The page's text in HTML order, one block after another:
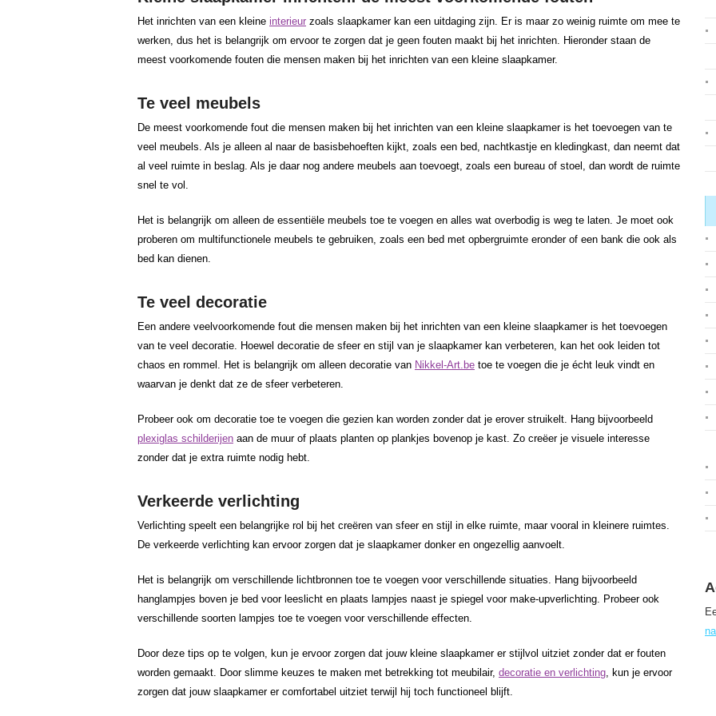
Het inrichten van een kleine interieur zoals slaapkamer kan een uitdaging zijn. Er is maar zo weinig ruimte om mee te
werken, dus het is belangrijk om ervoor te zorgen dat je geen fouten maakt bij het inrichten. Hieronder staan de
meest voorkomende fouten die mensen maken bij het inrichten van een kleine slaapkamer.
Te veel meubels
De meest voorkomende fout die mensen maken bij het inrichten van een kleine slaapkamer is het toevoegen van te
veel meubels. Als je alleen al naar de basisbehoeften kijkt, zoals een bed, nachtkastje en kledingkast, dan neemt dat
al veel ruimte in beslag. Als je daar nog andere meubels aan toevoegt, zoals een bureau of stoel, dan wordt de ruimte
snel te vol.
Het is belangrijk om alleen de essentiële meubels toe te voegen en alles wat overbodig is weg te laten. Je moet ook
proberen om multifunctionele meubels te gebruiken, zoals een bed met opbergruimte eronder of een bank die ook als
bed kan dienen.
Te veel decoratie
Een andere veelvoorkomende fout die mensen maken bij het inrichten van een kleine slaapkamer is het toevoegen
van te veel decoratie. Hoewel decoratie de sfeer en stijl van je slaapkamer kan verbeteren, kan het ook leiden tot
chaos en rommel. Het is belangrijk om alleen decoratie van Nikkel-Art.be toe te voegen die je écht leuk vindt en
waarvan je denkt dat ze de sfeer verbeteren.
Probeer ook om decoratie toe te voegen die gezien kan worden zonder dat je erover struikelt. Hang bijvoorbeeld
plexiglas schilderijen aan de muur of plaats planten op plankjes bovenop je kast. Zo creëer je visuele interesse
zonder dat je extra ruimte nodig hebt.
Verkeerde verlichting
Verlichting speelt een belangrijke rol bij het creëren van sfeer en stijl in elke ruimte, maar vooral in kleinere ruimtes.
De verkeerde verlichting kan ervoor zorgen dat je slaapkamer donker en ongezellig aanvoelt.
Het is belangrijk om verschillende lichtbronnen toe te voegen voor verschillende situaties. Hang bijvoorbeeld
hanglampjes boven je bed voor leeslicht en plaats lampjes naast je spiegel voor make-upverlichting. Probeer ook
verschillende soorten lampjes toe te voegen voor verschillende effecten.
Door deze tips op te volgen, kun je ervoor zorgen dat jouw kleine slaapkamer er stijlvol uitziet zonder dat er fouten
worden gemaakt. Door slimme keuzes te maken met betrekking tot meubilair, decoratie en verlichting , kun je ervoor
zorgen dat jouw slaapkamer er comfortabel uitziet terwijl hij toch functioneel blijft.